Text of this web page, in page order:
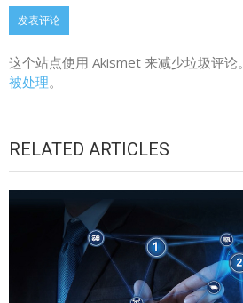
这个站点使用 Akismet 来减少垃圾评论。
被处理。
RELATED ARTICLES